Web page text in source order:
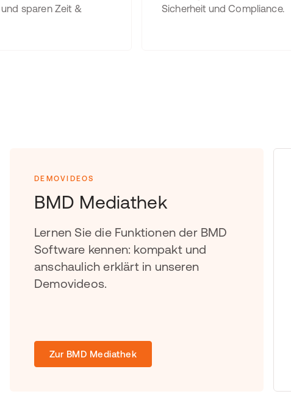
sparen Zeit &
Sicherheit und Compliance.
DEMOVIDEOS
BMD Mediathek
Lernen Sie die Funktionen der BMD
Software kennen: kompakt und
anschaulich erklärt in unseren
Demovideos.
Zur BMD Mediathek